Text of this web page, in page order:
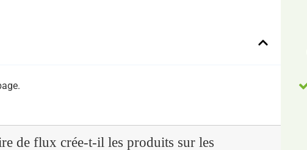
de flux crée-t-il les produits sur les